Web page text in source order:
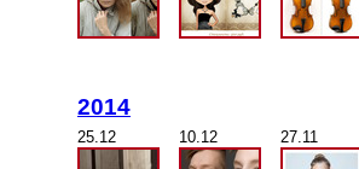
2014
25.12 10.12 27.11